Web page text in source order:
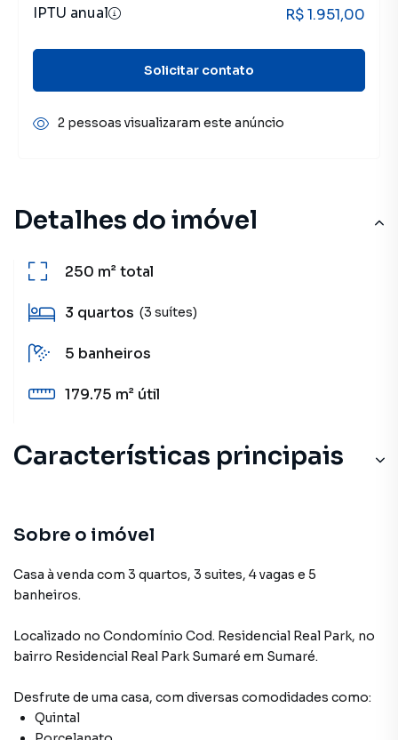
Detalhes do imóvel
250 m²total
3 quartos (3 suítes)
5 banheiros
179.75 m² útil
Características principais
Sobre o imóvel
Casa à venda com 3 quartos, 3 suites, 4 vagas e 5
banheiros.
Localizado no Condomínio Cod. Residencial Real Park, no
bairro Residencial Real Park Sumaré em Sumaré.
Desfrute de uma casa, com diversas comodidades como:
Quintal
IPTU anual
R$ 1.951,00
Solicitar contato
2 pessoas visualizaram este anúncio